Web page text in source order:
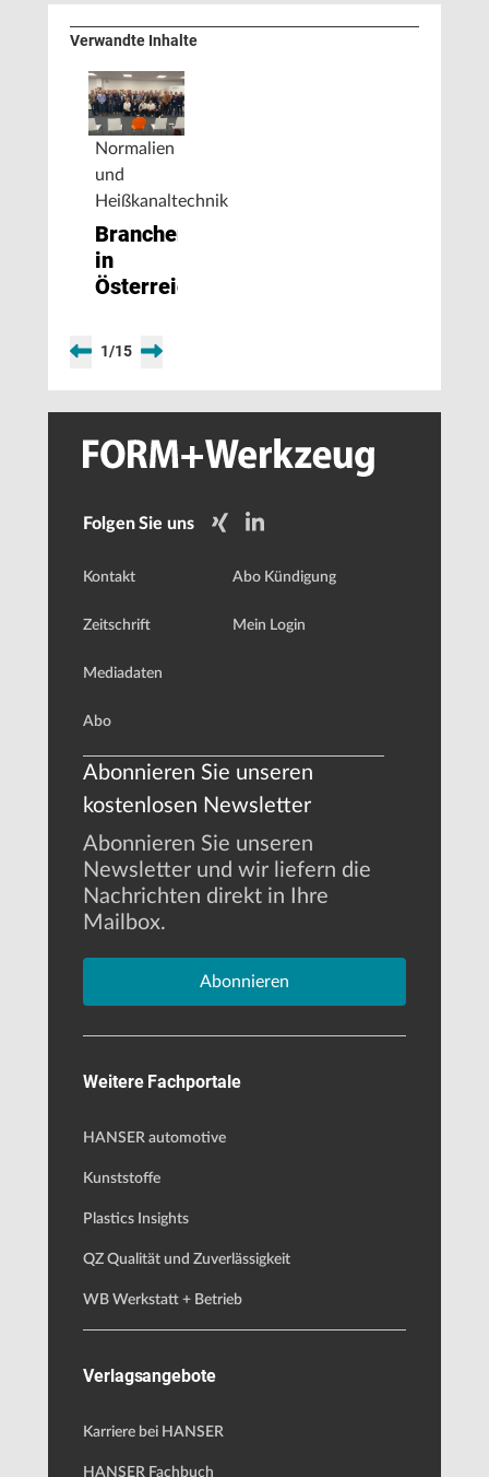
Verwandte Inhalte
Normalien
und
Heißkanaltechnik
Branchentreff
in
Österreich
1/15
Folgen Sie uns
Kontakt
Zeitschrift
Mediadaten
Abo
Abo Kündigung
Mein Login
Abonnieren Sie unseren
kostenlosen Newsletter
Abonnieren Sie unseren
Newsletter und wir liefern die
Nachrichten direkt in Ihre
Mailbox.
Abonnieren
Weitere Fachportale
HANSER automotive
Kunststoffe
Plastics Insights
QZ Qualität und Zuverlässigkeit
WB Werkstatt + Betrieb
Verlagsangebote
Karriere bei HANSER
HANSER Fachbuch